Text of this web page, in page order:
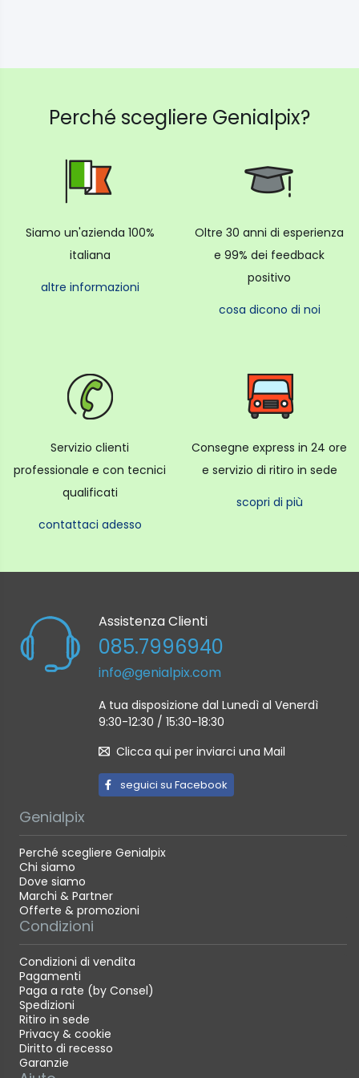
Perché scegliere Genialpix?
Siamo un'azienda 100%
italiana
altre informazioni
Oltre 30 anni di esperienza
e 99% dei feedback
positivo
cosa dicono di noi
Servizio clienti
professionale e con tecnici
qualificati
contattaci adesso
Consegne express in 24 ore
e servizio di ritiro in sede
scopri di più
Assistenza Clienti
085.7996940
info@genialpix.com
A tua disposizione dal Lunedì al Venerdì
9:30-12:30 / 15:30-18:30
Clicca qui per inviarci una Mail
seguici su Facebook
Genialpix
Perché scegliere Genialpix
Chi siamo
Dove siamo
Marchi & Partner
Offerte & promozioni
Condizioni
Condizioni di vendita
Pagamenti
Paga a rate (by Consel)
Spedizioni
Ritiro in sede
Privacy & cookie
Diritto di recesso
Garanzie